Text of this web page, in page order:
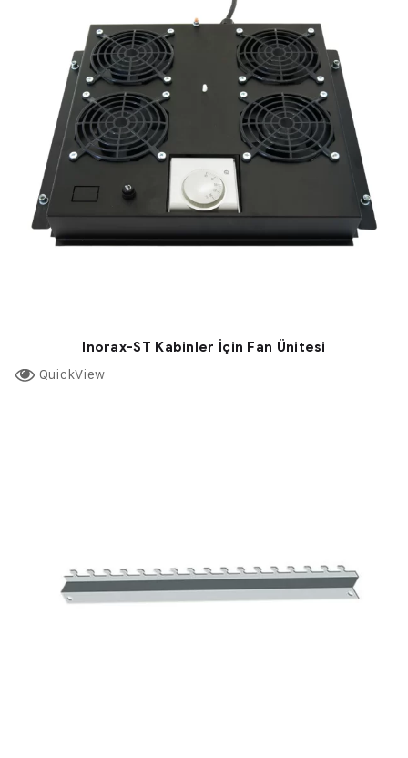
Inorax-ST Kabinler İçin Fan Ünitesi
QuickView